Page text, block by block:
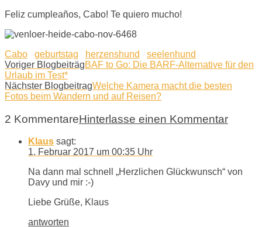
Feliz cumpleaños, Cabo! Te quiero mucho!
Cabo geburtstag herzenshund
seelenhund
Voriger BlogbeiträgBAF to Go: Die BARF-Alternative für den
Urlaub im Test*
Nächster BlogbeitragWelche Kamera macht die besten
Fotos beim Wandern und auf Reisen?
2 KommentareHinterlasse einen Kommentar
Klaus sagt:
1. Februar 2017 um 00:35 Uhr
Na dann mal schnell „Herzlichen Glückwunsch“ von
Davy und mir :-)
Liebe Grüße, Klaus
antworten